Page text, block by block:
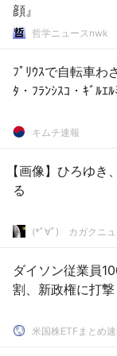
顔』
哲学ニュースnwk
ﾌﾟﾘｳｽで自転車わ
ﾀ・ﾌﾗﾝｼｽｺ・ｷﾞﾙｴ
キムチ速報
【画像】ひろゆ
る
(*ﾟ∀ﾟ)ゞカガクニ
ダイソン従業員
割、新政権に打撃
米国株ETFまとめ